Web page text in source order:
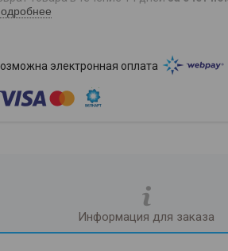
Информация для заказа